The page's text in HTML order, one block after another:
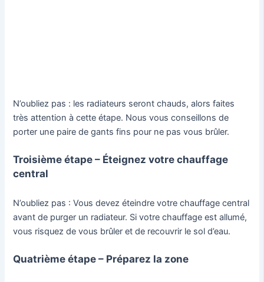
N’oubliez pas : les radiateurs seront chauds, alors faites
très attention à cette étape. Nous vous conseillons de
porter une paire de gants fins pour ne pas vous brûler.
Troisième étape – Éteignez votre chauffage
central
N’oubliez pas : Vous devez éteindre votre chauffage central
avant de purger un radiateur. Si votre chauffage est allumé,
vous risquez de vous brûler et de recouvrir le sol d’eau.
Quatrième étape – Préparez la zone